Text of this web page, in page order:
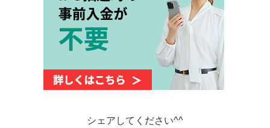
シェアしてください^^